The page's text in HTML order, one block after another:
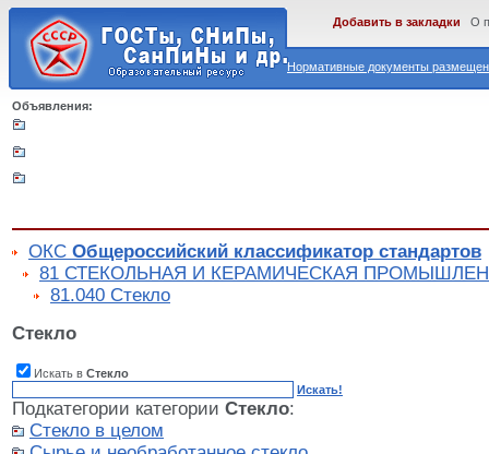
Нормативные документы
Добавить в закладки О
Объявления:
ОКС Общероссийский классификатор стандартов
81 СТЕКОЛЬНАЯ И КЕРАМИЧЕСКАЯ
81.040 Стекло
Стекло
Искать в Стекло
Искать!
Подкатегории категории Стекло:
Стекло в целом